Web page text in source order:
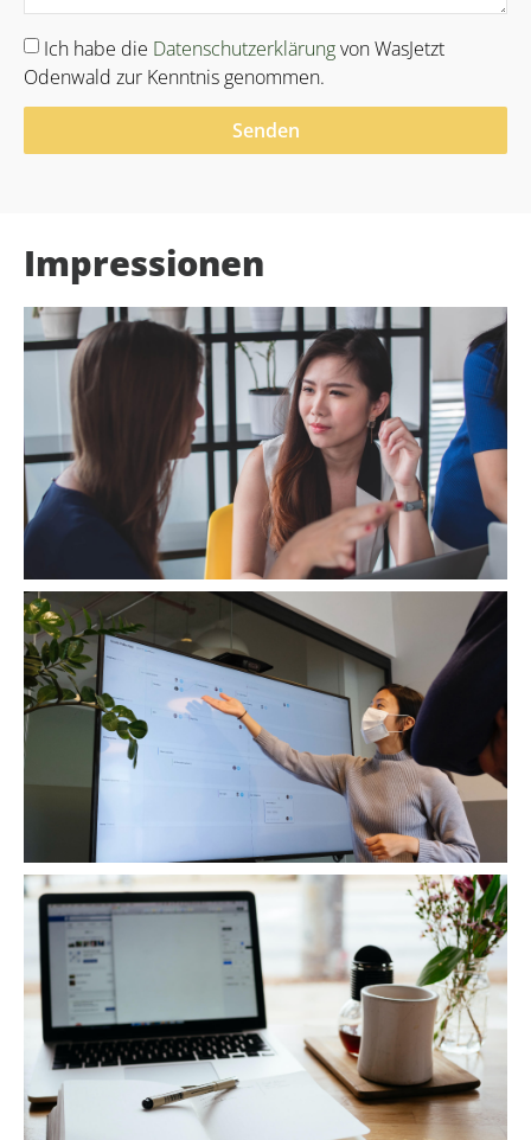
Ich habe die Datenschutzerklärungvon WasJetzt
Odenwald zur Kenntnis genommen.
Senden
Impressionen